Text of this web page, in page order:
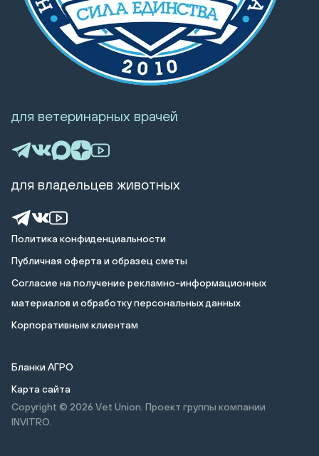
Политика конфиденциальности
Публичная оферта и образец сметы
Cогласие на получение рекламно-информационных
материалов и обработку персональных данных
Корпоративным клиентам
Бланки АГРО
Карта сайта
Copyright © 2026 Vet Union. Проект группы компании
INVITRO.
для ветеринарных врачей
для владельцев животных